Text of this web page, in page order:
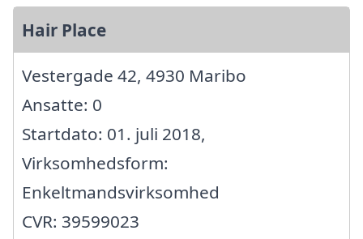
Hair Place
Vestergade 42, 4930 Maribo
Ansatte: 0
Startdato: 01. juli 2018,
Virksomhedsform:
Enkeltmandsvirksomhed
CVR: 39599023